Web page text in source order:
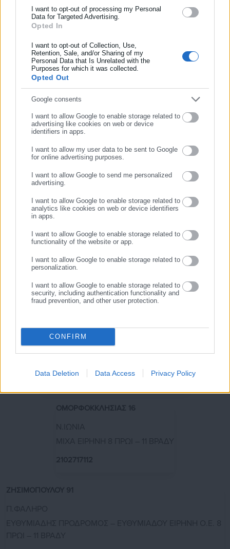
I want to opt-out of processing my Personal
Data for Targeted Advertising.
Opted In
I want to opt-out of Collection, Use,
Retention, Sale, and/or Sharing of my
Personal Data that Is Unrelated with the
Purposes for which it was collected.
Opted Out
Google consents
I want to allow Google to enable storage related to
advertising like cookies on web or device
identifiers in apps.
I want to allow my user data to be sent to Google
for online advertising purposes.
I want to allow Google to send me personalized
advertising.
I want to allow Google to enable storage related to
analytics like cookies on web or device identifiers
in apps.
I want to allow Google to enable storage related to
functionality of the website or app.
I want to allow Google to enable storage related to
personalization.
I want to allow Google to enable storage related to
security, including authentication functionality and
fraud prevention, and other user protection.
CONFIRM
Data Deletion Data Access Privacy Policy
ΜΑΡΑΘΩΝΑΣ
ΚΑΤΣΑ ΑΙΚΑΤΕΡΙΝΗ 8 ΠΡΩΙ – 9 ΒΡΑΔΥ
2294067610
Λ.ΠΟΡΤΟ ΡΑΦΤΗ 59 Β
ΜΑΡΚΟΠΟΥΛΟ
ΜΑΡΓΑΡΙΤΗΣ ΑΓΓΕΛΟΣ 8 ΠΡΩΙ – 9 ΒΡΑΔΥ
2299026063
ΓΟΥΝΑΡΗ 125
ΜΑΡΟΥΣΙ
ΜΙΧΕΛΑΚΑΚΗΣ ΜΙΧΑΗΛ 8 ΠΡΩΙ – 11 ΒΡΑΔΥ
2106123632
ΚΑΡΑΙΣΚΑΚΗ 4
ΜΕΓΑΡΑ
2296028236
ΔΕΛΦΩΝ 33
Ν.ΗΡΑΚΛΕΙΟ
2102810615
ΟΜΟΡΦΟΚΚΛΗΣΙΑΣ 16
2102717112
ΖΗΣΙΜΟΠΟΥΛΟΥ 91
και όλο τον κόσμο!
Συμπλήρωσε όνομα
Συμπλήρωσε επώνυμο
Συμπλήρωσε email